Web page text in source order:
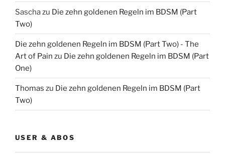
Saschazu Die zehn goldenen Regeln im BDSM (Part
Two)
Die zehn goldenen Regeln im BDSM (Part Two) - The
Art of Pain zu Die zehn goldenen Regeln im BDSM (Part
One)
Thomas zu Die zehn goldenen Regeln im BDSM (Part
Two)
USER & ABOS